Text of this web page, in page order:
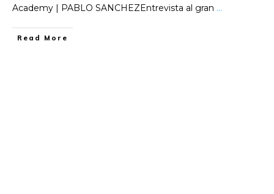
Academy | PABLO SANCHEZEntrevista al gran ...
​Read More